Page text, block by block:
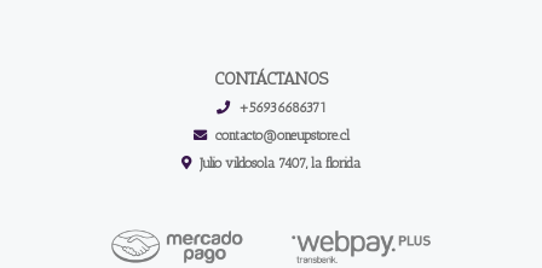
CONTÁCTANOS
+56936686371
contacto@oneupstore.cl
Julio vildosola 7407, la florida